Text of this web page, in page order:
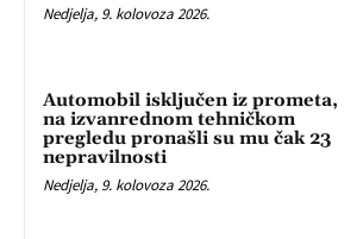
Nedjelja, 9. kolovoza 2026.
Automobil isključen iz prometa,
na izvanrednom tehničkom
pregledu pronašli su mu čak 23
nepravilnosti
Nedjelja, 9. kolovoza 2026.